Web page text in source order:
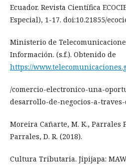
Ecuador. Revista Científica
Especial), 1-17. doi:10.21855/
Ministerio de
Información. (s.f.). Obtenido de
https://
/comercio-electronico-una-
desarrollo-de-negocios-a-
Moreira Cañarte, M. K., Parrales
Parrales, D. R. (2018).
Cultura Tributaria. Jipijapa: